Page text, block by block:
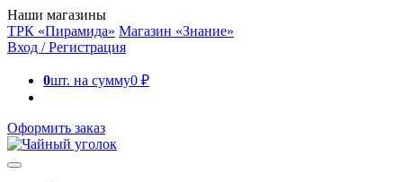
Наши магазины
ТРК «Пирамида» Магазин «Знание»
Вход / Регистрация
0шт. на сумму0 ₽
Оформить заказ